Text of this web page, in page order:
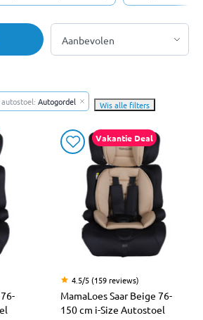
Autogordel Wis alle filters
Vakantie Deal
4.5/5 (159 reviews)
MamaLoes Saar Beige 76-
150 cm i-Size Autostoel